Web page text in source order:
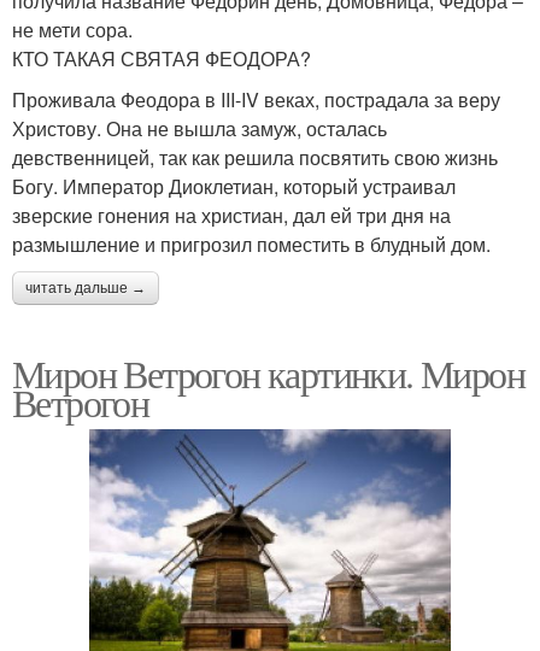
не мети сора.
КТО ТАКАЯ СВЯТАЯ ФЕОДОРА?
Проживала Феодора в III-IV веках, пострадала за веру
Христову. Она не вышла замуж, осталась
девственницей, так как решила посвятить свою жизнь
Богу. Император Диоклетиан, который устраивал
зверские гонения на христиан, дал ей три дня на
размышление и пригрозил поместить в блудный дом.
читать дальше →
Мирон Ветрогон картинки. Мирон
Ветрогон